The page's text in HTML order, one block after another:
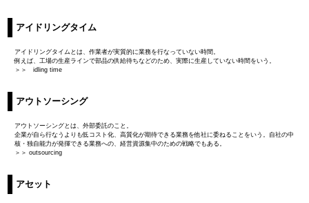
アイドリングタイム
アイドリングタイムとは、作業者が実質的に業務を行なっていない時間。
例えば、工場の生産ラインで部品の供給待ちなどのため、実際に生産していない時間をいう。
＞＞ idling time
アウトソーシング
アウトソーシングとは、外部委託のこと。
企業が自ら行なうよりも低コスト化、高質化が期待できる業務を他社に委ねることをいう。自社の中
核・独自能力が発揮できる業務への、経営資源集中のための戦略でもある。
＞＞ outsourcing
アセット